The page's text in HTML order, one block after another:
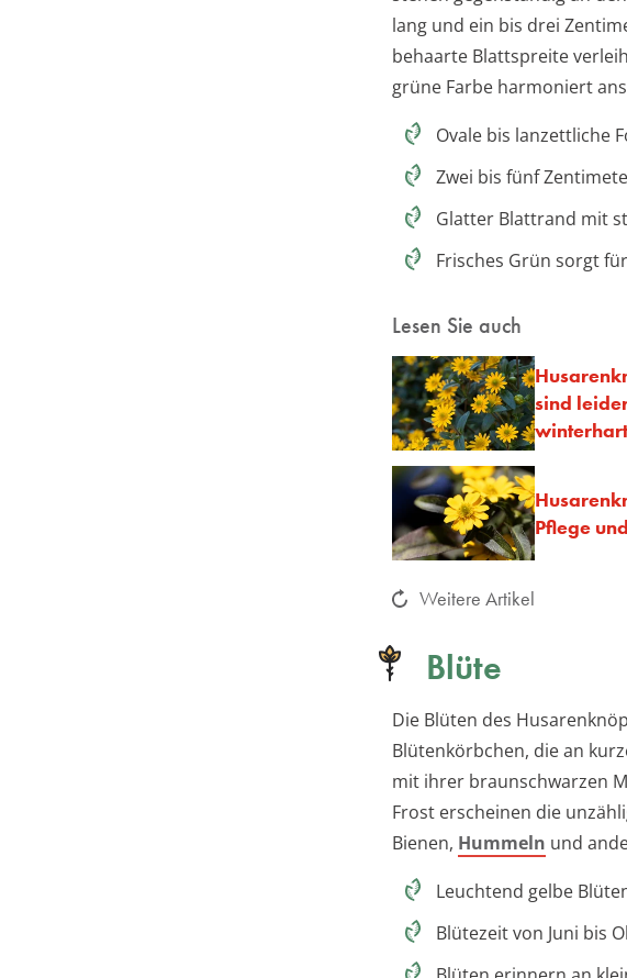
lang und ein bis drei
behaarte Blattspreite
grüne Farbe harmoniert
Ovale bis lanzettliche
Zwei bis fünf
Glatter Blattrand mit
Frisches Grün sorgt
Lesen Sie auch
sind
winterhart
Pflege
Weitere Artikel
Blüte
Die Blüten des
Blütenkörbchen, die an
mit ihrer braunschwarzen
Frost erscheinen die
Bienen, Hummeln und
Leuchtend gelbe
Blütezeit von Juni bis